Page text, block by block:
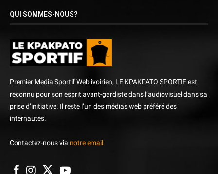
QUI SOMMES-NOUS?
Premier Media Sportif Web ivoirien, LE KPAKPATO SPORTIF est
reconnu pour son esprit avant-gardiste dans l’audiovisuel dans sa
prise d’initiative. Il reste l’un des médias web préféré des
internautes.
Contactez-nous via notre email